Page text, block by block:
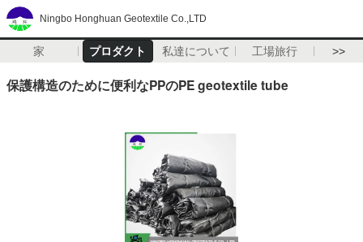
Ningbo Honghuan Geotextile Co.,LTD
家 プロダクト 私達について 工場旅行 >>
保護構造のために便利なPPのPE geotextile tube